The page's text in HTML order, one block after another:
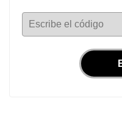
Escribe el código